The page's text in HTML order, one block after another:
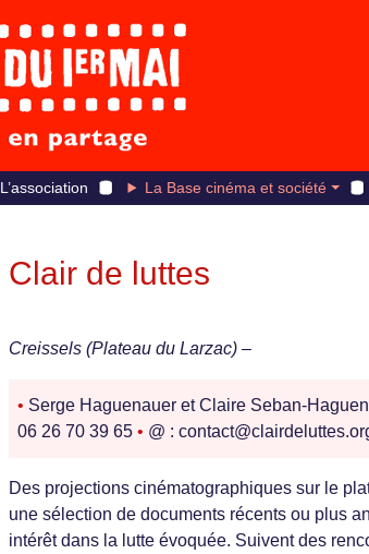
L’association La Base cinéma et société
Clair de luttes
Creissels (Plateau du Larzac) –
• Serge Haguenauer et Claire Seban-
06 26 70 39 65 • @ :
Des projections cinématographiques sur le
une sélection de documents récents ou plus
intérêt dans la lutte évoquée. Suivent des